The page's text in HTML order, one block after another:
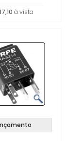
à vista